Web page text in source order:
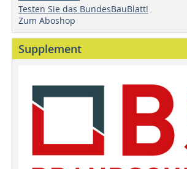
Testen Sie das BundesBauBlatt!
Zum Aboshop
Supplement